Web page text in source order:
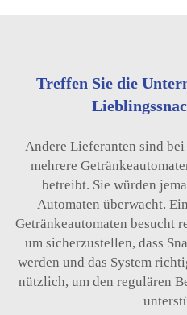
Treffen Sie die
Andere Lieferanten sind
mehrere
betreibt. Sie würden
Automaten überwacht.
Getränkeautomaten besucht
um sicherzustellen, dass
werden und das System
nützlich, um den regulären